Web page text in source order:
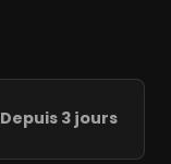
Depuis 3 jours